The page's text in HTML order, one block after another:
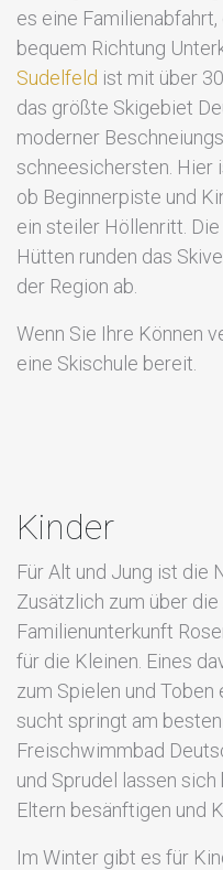
es eine
bequem Richtung
Sudelfeld ist mit über
das größte Skigebiet
moderner
schneesichersten. Hier
ob Beginnerpiste und
ein steiler Höllenritt.
Hütten runden das
der Region ab.
Wenn Sie Ihre Können
eine Skischule bereit.
Kinder
Für Alt und Jung ist die
Zusätzlich zum über
Familienunterkunft
für die Kleinen. Eines
zum Spielen und Toben
sucht springt am
Freischwimmbad
und Sprudel lassen
Eltern besänftigen und
Im Winter gibt es für